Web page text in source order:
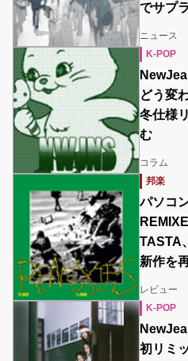
でサプ
ニュース
K-POP
どう変
冬仕様
む
コラム
邦楽
パソコ
TASTA
新作を
レビュー
K-POP
初リミ